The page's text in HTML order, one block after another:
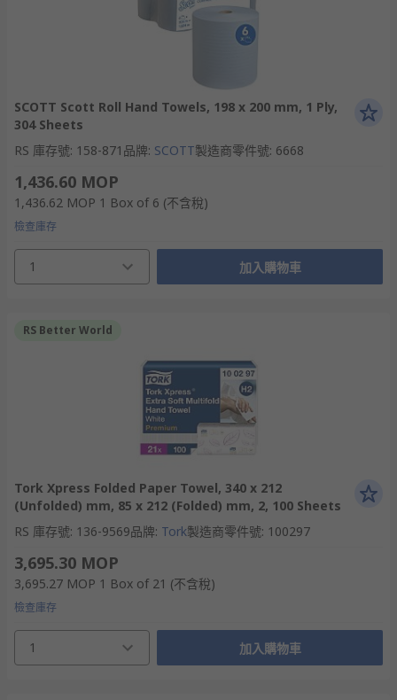
SCOTT Scott Roll Hand Towels, 198 x 200 mm, 1 Ply,
304 Sheets
RS 庫存號: 158-871 品牌: SCOTT製造商零件號: 6668
1,436.60 MOP
1,436.62 MOP 1 Box of 6 (不含稅)
檢查庫存
1 加入購物車
RS Better World
Tork Xpress Folded Paper Towel, 340 x 212
(Unfolded) mm, 85 x 212 (Folded) mm, 2, 100 Sheets
RS 庫存號: 136-9569品牌: Tork製造商零件號: 100297
3,695.30 MOP
3,695.27 MOP 1 Box of 21 (不含稅)
檢查庫存
1 加入購物車